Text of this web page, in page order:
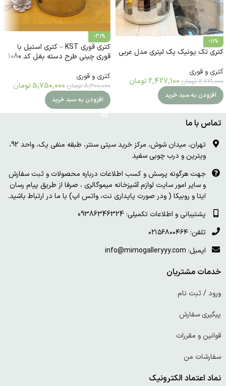
-11%
کتری تک یونیک یک لیتری مدل عربی
کتری و قوری
2,721,000 تومان 2,427,100 تومان
افزودن به سبد خرید
-31%
کتری قوری KST – کتری استیل با
قوری چینی طرح دسته بغل کد 1080
کتری و قوری
8,300,000 تومان 5,750,000 تومان
افزودن به سبد خرید
تماس با ما
تهران، میدان شوش، مرکز خرید سیتی سنتر، طبقه منفی یک، واحد 92،
ویترین و درب چوبی سفید
جهت هرگونه پرسش و کسب اطلاعات درباره محصولات و ثبت سفارش
و سایر امور سایت لوازم آشپزخانه میموگالری ، صرفا از طریق پیام رسان
ایتا و روبیکا ( ودر صورت پایداری نت، واتس اپ) با ما در ارتباط باشید.
پشتیبانی و اطلاعات تکمیلی: 09386346324
تلفن: ۰۲۱۵۶۸۰۰۴۶۴
ایمیل: info@mimogalleryyy.com
خدمات مشتریان
ورود / ثبت نام
پیگیری سفارش
قوانین و مقررات
سفارشات من
نماد اعتماد الکترونیک